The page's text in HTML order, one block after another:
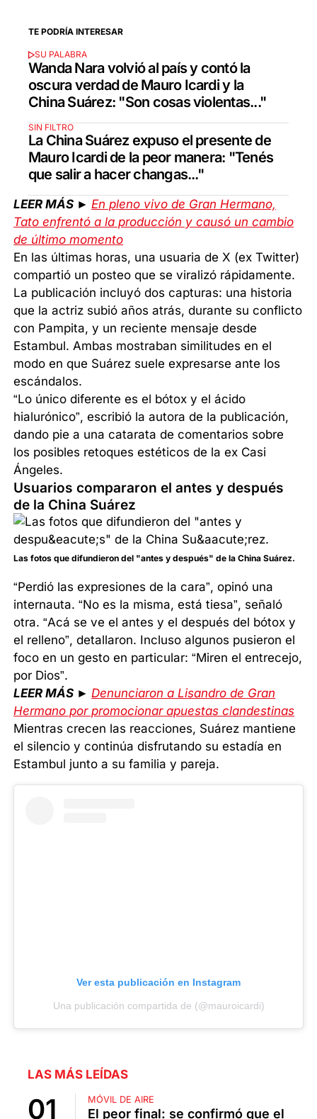
TE PODRÍA INTERESAR
SU PALABRA
Wanda Nara volvió al país y contó la
oscura verdad de Mauro Icardi y la
China Suárez: "Son cosas violentas..."
SIN FILTRO
La China Suárez expuso el presente de
Mauro Icardi de la peor manera: "Tenés
que salir a hacer changas..."
LEER MÁS ► En pleno vivo de Gran Hermano,
Tato enfrentó a la producción y causó un cambio
de último momento
En las últimas horas, una usuaria de X (ex Twitter)
compartió un posteo que se viralizó rápidamente.
La publicación incluyó dos capturas: una historia
que la actriz subió años atrás, durante su conflicto
con Pampita, y un reciente mensaje desde
Estambul. Ambas mostraban similitudes en el
modo en que Suárez suele expresarse ante los
escándalos.
“Lo único diferente es el bótox y el ácido
hialurónico”, escribió la autora de la publicación,
dando pie a una catarata de comentarios sobre
los posibles retoques estéticos de la ex Casi
Ángeles.
Usuarios compararon el antes y después
de la China Suárez
Las fotos que difundieron del "antes y después" de la China Suárez.
“Perdió las expresiones de la cara”, opinó una
internauta. “No es la misma, está tiesa”, señaló
otra. “Acá se ve el antes y el después del bótox y
el relleno”, detallaron. Incluso algunos pusieron el
foco en un gesto en particular: “Miren el entrecejo,
por Dios”.
LEER MÁS ► Denunciaron a Lisandro de Gran
Hermano por promocionar apuestas clandestinas
Mientras crecen las reacciones, Suárez mantiene
el silencio y continúa disfrutando su estadía en
Estambul junto a su familia y pareja.
Ver esta publicación en Instagram
Una publicación compartida de (@mauroicardi)
LAS MÁS LEÍDAS
MÓVIL DE AIRE
El peor final: se confirmó que el